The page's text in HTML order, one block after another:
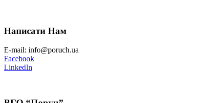
Написати Нам
E-mail: info@poruch.ua
Facebook
LinkedIn